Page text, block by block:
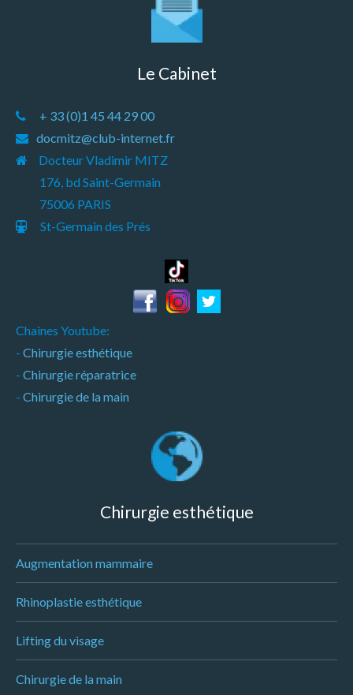
Le Cabinet
+ 33 (0)1 45 44 29 00
docmitz@club-internet.fr
Docteur Vladimir MITZ
176, bd Saint-Germain
75006 PARIS
St-Germain des Prés
Chaines Youtube:
- Chirurgie esthétique
- Chirurgie réparatrice
- Chirurgie de la main
Chirurgie esthétique
Augmentation mammaire
Rhinoplastie esthétique
Lifting du visage
Chirurgie de la main